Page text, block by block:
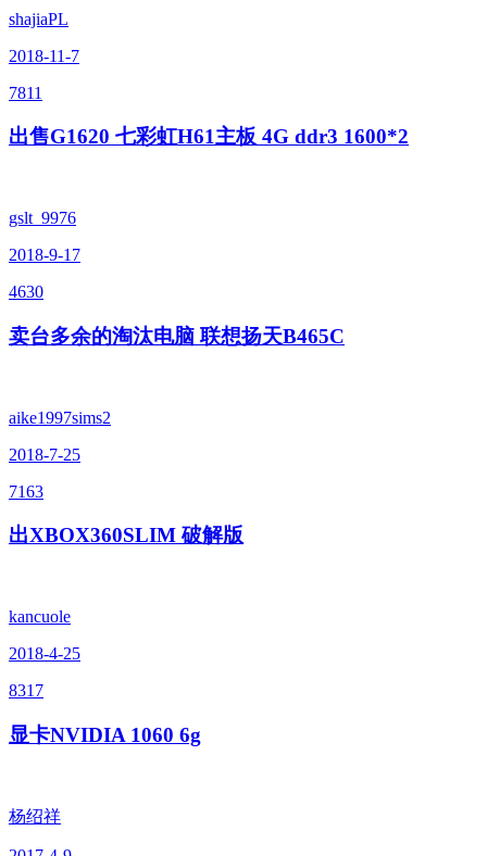
shajiaPL
2018-11-7
7811
出售G1620 七彩虹H61主板 4G ddr3 1600*2
gslt_9976
2018-9-17
4630
卖台多余的淘汰电脑 联想扬天B465C
aike1997sims2
2018-7-25
7163
出XBOX360SLIM 破解版
kancuole
2018-4-25
8317
显卡NVIDIA 1060 6g
杨绍祥